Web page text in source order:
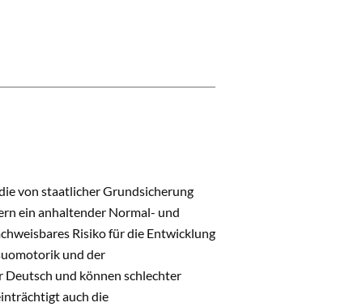
von staatlicher Grundsicherung
ein anhaltender Normal- und
Risiko für die Entwicklung
und der
und können schlechter
auch die